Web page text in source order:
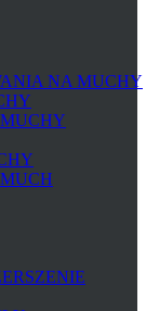
NA MUCHY